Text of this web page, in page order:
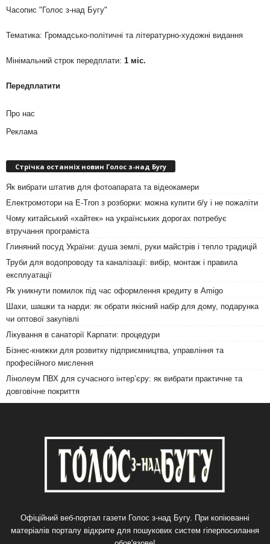
Часопис "Голос з-над Бугу"
Тематика: Громадсько-політичні та літературно-художні видання
Мінімальний строк передплати: 1 міс.
Передплатити
Про нас
Реклама
Стрічка останніх новин Голос з-над Бугу
Як вибрати штатив для фотоапарата та відеокамери
Електромотори на E-Tron з розборки: можна купити б/у і не пожаліти
Чому китайський «хайтек» на українських дорогах потребує
втручання програміста
Глиняний посуд України: душа землі, руки майстрів і тепло традицій
Труби для водопроводу та каналізації: вибір, монтаж і правила
експлуатації
Як уникнути помилок під час оформлення кредиту в Amigo
Шахи, шашки та нарди: як обрати якісний набір для дому, подарунка
чи оптової закупівлі
Лікування в санаторії Карпати: процедури
Бізнес-книжки для розвитку підприємництва, управління та
професійного мислення
Лінолеум ПВХ для сучасного інтер’єру: як вибрати практичне та
довговічне покриття
Офіційний веб-портал газети Голос з-над Бугу. При копіюванні
матеріалів порталу відкрите для пошукових систем гіперпосилання